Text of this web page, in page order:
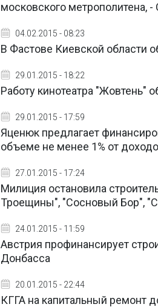
московского метрополитена,
04.02.2015 - 08:23
В Фастове Киевской области
29.01.2015 - 18:22
Работу кинотеатра "Жовтень"
29.01.2015 - 17:59
Яценюк предлагает
объеме не менее 1% от
27.01.2015 - 17:24
Милиция остановила
Троещины", "Сосновый Бор",
24.01.2015 - 11:59
Австрия профинансирует
Донбасса
20.01.2015 - 22:44
КГГА на капитальный ремонт